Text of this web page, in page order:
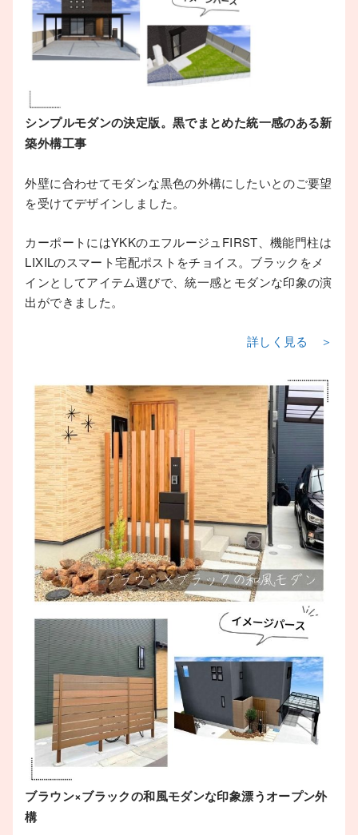
シンプルモダンの決定版。黒でまとめた統一感のある新
築外構工事
外壁に合わせてモダンな黒色の外構にしたいとのご要望
を受けてデザインしました。
カーポートにはYKKのエフルージュFIRST、機能門柱は
LIXILのスマート宅配ポストをチョイス。ブラックをメ
インとしてアイテム選びで、統一感とモダンな印象の演
出ができました。
詳しく見る ＞
ブラウン×ブラックの和風モダンな印象漂うオープン外
構